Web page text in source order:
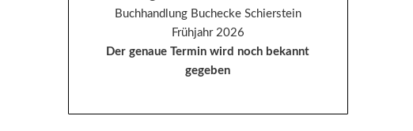
Buchhandlung Buchecke Schierstein
Frühjahr 2026
Der genaue Termin wird noch bekannt
gegeben